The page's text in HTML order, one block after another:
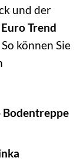
und der
Trend
können Sie
Bodentreppe